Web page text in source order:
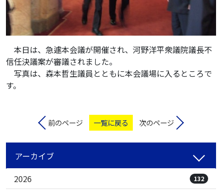
本日は、急遽本会議が開催され、河野洋平衆議院議長不
信任決議案が審議されました。
写真は、森本哲生議員とともに本会議場に入るところで
す。
前のページ 一覧に戻る 次のページ
アーカイブ
2026
132